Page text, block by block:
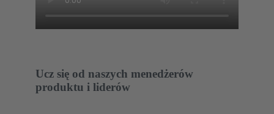
Ucz się od naszych menedżerów
produktu i liderów